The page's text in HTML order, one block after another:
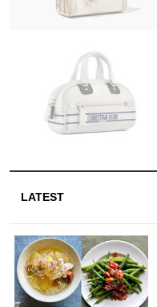
LATEST